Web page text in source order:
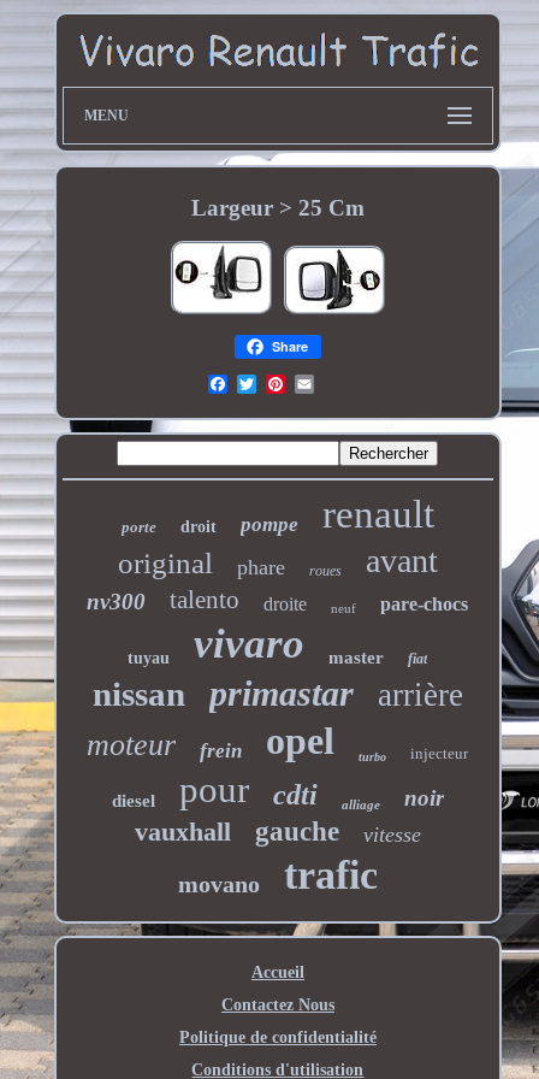
MENU
Largeur > 25 Cm
Share
porte droit pompe renault
original phare roues avant
nv300 talento droite neuf pare-chocs
tuyau vivaro master fiat
nissan primastar arrière
moteur frein opel turbo injecteur
diesel pour cdti alliage noir
vauxhall gauche vitesse
movano trafic
Accueil
Contactez Nous
Politique de confidentialité
Conditions d'utilisation